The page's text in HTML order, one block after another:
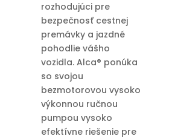
rozhodujúci pre
bezpečnosť cestnej
premávky a jazdné
pohodlie vášho
vozidla. Alca® ponúka
so svojou
bezmotorovou vysoko
výkonnou ručnou
pumpou vysoko
efektívne riešenie pre